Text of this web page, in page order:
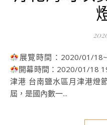
展覽時間：2020/01/
開幕時間：2020/01/18
津港 台南鹽水區月津港燈
屆，是國內數一...